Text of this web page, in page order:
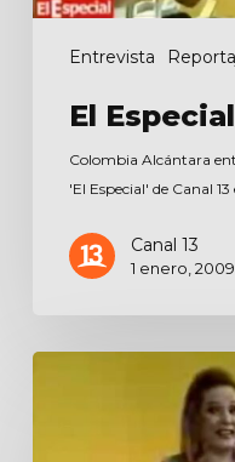
Entrevista
El Especial
Colombia Alcántara
'El Especial' de Canal 13
Canal 13
1 enero, 2009
Con